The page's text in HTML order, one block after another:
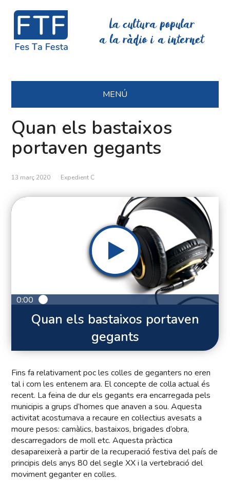
La cultura popular
a la ràdio i a internet
MENÚ
Quan els bastaixos
portaven gegants
13 març 2020 Expedient C
0:00
Quan els bastaixos portaven
gegants
Fins fa relativament poc les colles de geganters no eren
tal i com les entenem ara. El concepte de colla actual és
recent. La feina de dur els gegants era encarregada pels
municipis a grups d’homes que anaven a sou. Aquesta
activitat acostumava a recaure en col·lectius avesats a
moure pesos: camàlics, bastaixos, brigades d’obra,
descarregadors de moll etc. Aquesta pràctica
desapareixerà a partir de la recuperació festiva del país de
principis dels anys 80 del segle XX i la vertebració del
moviment geganter en colles.